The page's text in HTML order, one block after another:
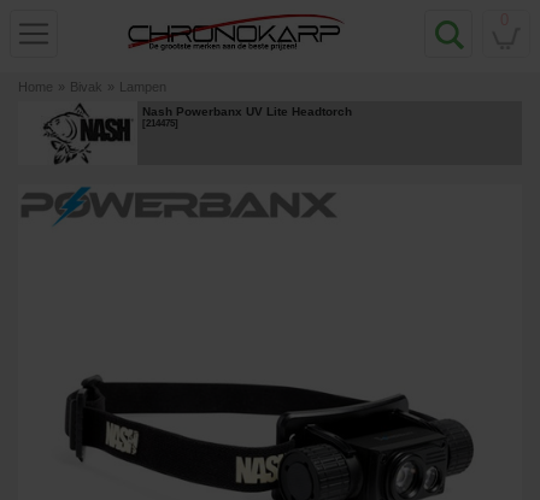
Home » Bivak » Lampen
Nash Powerbanx UV Lite Headtorch
[214475]